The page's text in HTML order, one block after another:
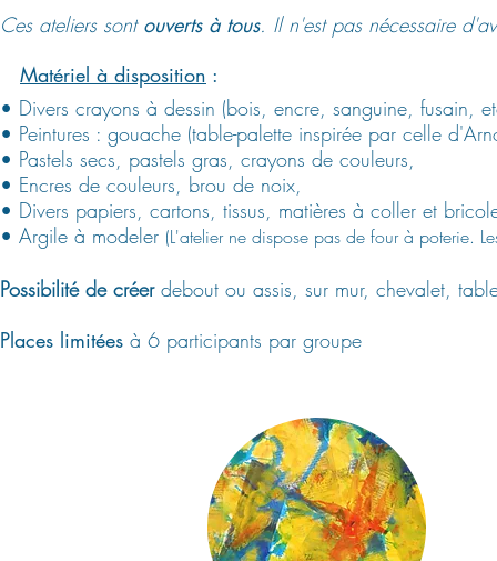
Ces ateliers sont ouverts à tous. Il n'est pas nécessaire
Matériel à disposition :
• Divers crayons à dessin (bois, encre, sanguine, fusain,
• Peintures : gouache (table-palette inspirée par celle
• Pastels secs, pastels gras, crayons de couleurs,
• Encres de couleurs, brou de noix,
• Divers papiers, cartons, tissus, matières à coller et
• Argile à modeler (L'atelier ne dispose pas de four à poterie.
Possibilité de créerdebout ou assis, sur mur, chevalet,
Places limitées à 6 participants par groupe